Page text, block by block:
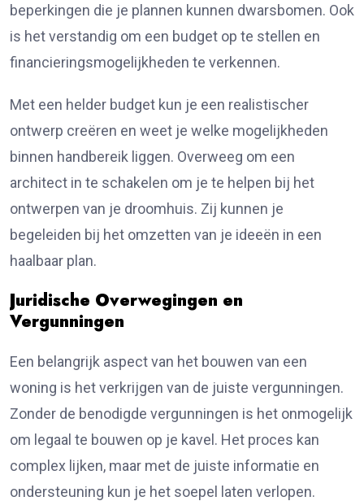
beperkingen die je plannen kunnen dwarsbomen. Ook
is het verstandig om een budget op te stellen en
financieringsmogelijkheden te verkennen.
Met een helder budget kun je een realistischer
ontwerp creëren en weet je welke mogelijkheden
binnen handbereik liggen. Overweeg om een
architect in te schakelen om je te helpen bij het
ontwerpen van je droomhuis. Zij kunnen je
begeleiden bij het omzetten van je ideeën in een
haalbaar plan.
Juridische Overwegingen en
Vergunningen
Een belangrijk aspect van het bouwen van een
woning is het verkrijgen van de juiste vergunningen.
Zonder de benodigde vergunningen is het onmogelijk
om legaal te bouwen op je kavel. Het proces kan
complex lijken, maar met de juiste informatie en
ondersteuning kun je het soepel laten verlopen.